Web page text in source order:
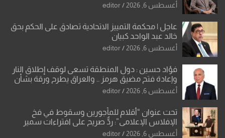
أغسطس 6, 2026 editor
عاجل | محكمة التمييز الاتحادية تصادق على الحكم بحق
خالد عبد الواحد كبيان
أغسطس 6, 2026 editor
فؤاد حسين : دول المنطقة تسعى لوقف إطلاق النار
وإعادة فتح مضيق هرمز .. والعراق يطرح ورقة بشأن
تحولات القدس
أغسطس 6, 2026 editor
تحت عنوان “أقلام للمأجورين وسقوط في فخ
الإفلاس الإعلامي”: ردٌّ صريح على افتراءات سمير
الشكرجي
أغسطس 6, 2026 editor